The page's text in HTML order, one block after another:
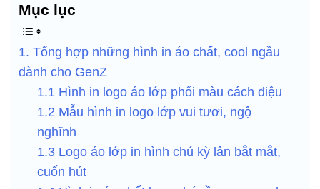
Mục lục
1. Tổng hợp những hình in áo chất, cool ngầu
dành cho GenZ
1.1 Hình in logo áo lớp phối màu cách điệu
1.2 Mẫu hình in logo lớp vui tươi, ngộ
nghĩnh
1.3 Logo áo lớp in hình chú kỳ lân bắt mắt,
cuốn hút